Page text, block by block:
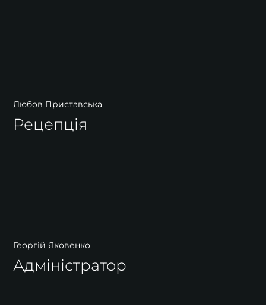
Любов Приставська
Рецепція
Георгій Яковенко
Адміністратор